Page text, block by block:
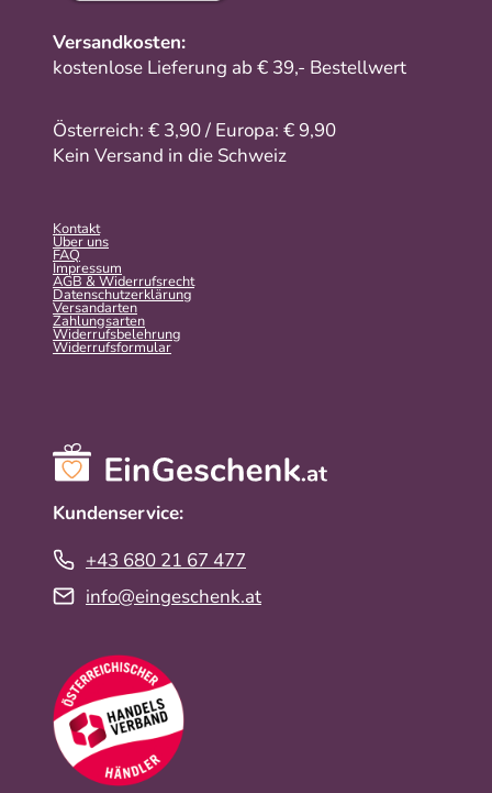
Versandkosten:
kostenlose Lieferung ab € 39,- Bestellwert
Österreich: € 3,90 / Europa: € 9,90
Kein Versand in die Schweiz
Kontakt
Über uns
FAQ
Impressum
AGB & Widerrufsrecht
Datenschutzerklärung
Versandarten
Zahlungsarten
Widerrufsbelehrung
Widerrufs­formular
Kundenservice:
+43 680 21 67 477
info@eingeschenk.at